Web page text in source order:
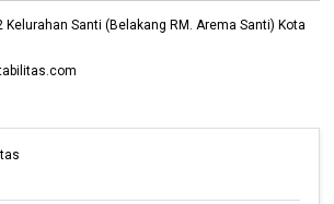
Kelurahan Santi (Belakang RM. Arema Santi) Kota